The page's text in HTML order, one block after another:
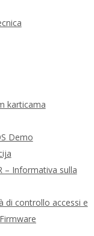
karticama
Demo
– Informativa sulla
di controllo accessi e